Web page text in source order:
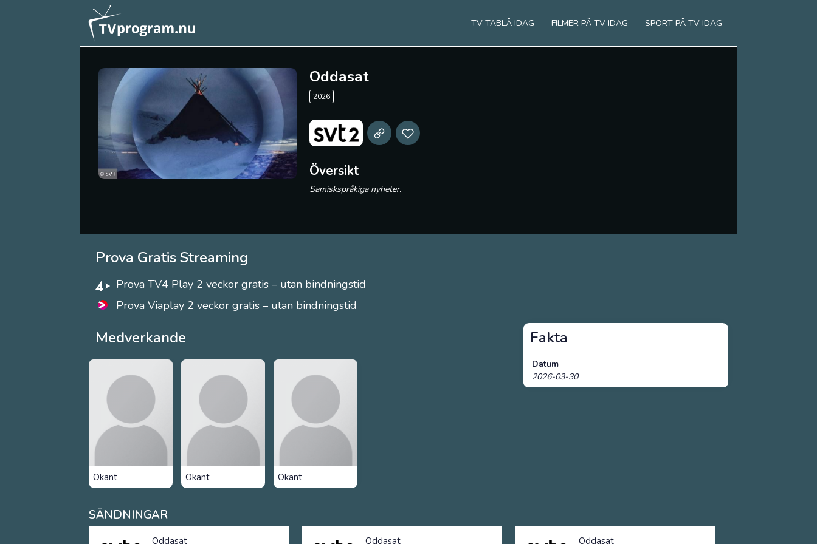
TV-TABLÅ IDAG FILMER PÅ TV IDAG SPORT PÅ TV IDAG
Oddasat
2026
Översikt
Samiskspråkiga nyheter.
Prova Gratis Streaming
Prova TV4 Play 2 veckor gratis – utan bindningstid
Prova Viaplay 2 veckor gratis – utan bindningstid
Medverkande
Okänt Okänt Okänt
Fakta
Datum
2026-03-30
SÄNDNINGAR
Oddasat Oddasat Oddasat